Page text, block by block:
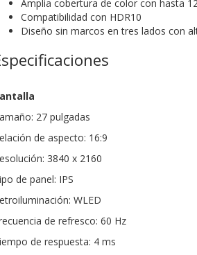
Amplia cobertura de color con hasta
Compatibilidad con HDR10
Diseño sin marcos en tres lados con
27 pulgadas
de aspecto: 16:9
3840 x 2160
de panel: IPS
WLED
de refresco: 60 Hz
de respuesta: 4 ms